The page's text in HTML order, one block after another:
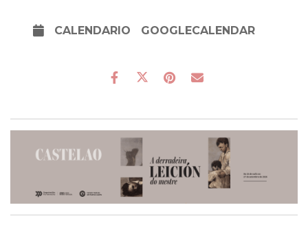
CALENDARIO GOOGLECALENDAR